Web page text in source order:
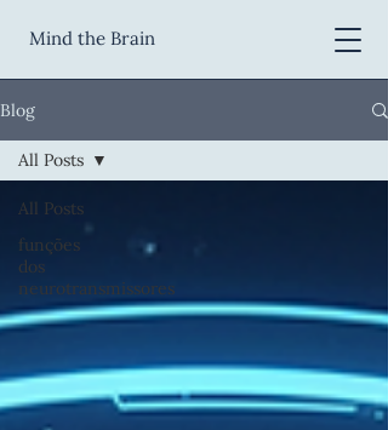
Mind the Brain
Blog
All Posts
funções
dos
neurotransmissores
All Posts